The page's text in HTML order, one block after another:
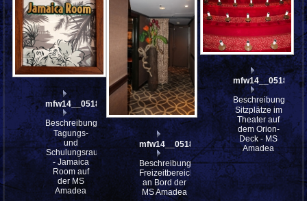
mfw14__051864
Beschreibung:
Tagungs-
und
Schulungsraum
- Jamaica
Room auf
der MS
Amadea
mfw14__051863
Beschreibung:
Freizeitbereiche
an Bord der
MS Amadea
mfw14__051847st
Beschreibung:
Sitzplätze im
Theater auf
dem Orion-
Deck - MS
Amadea